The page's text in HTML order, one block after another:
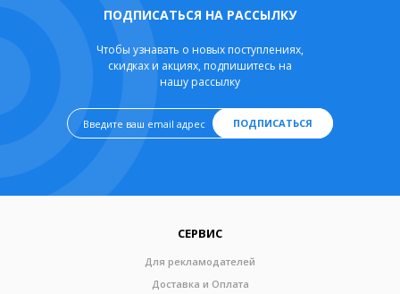
ПОДПИСАТЬСЯ НА РАССЫЛКУ
Чтобы узнавать о новых поступлениях,
скидках и акциях, подпишитесь на
нашу рассылку
ПОДПИСАТЬСЯ
СЕРВИС
Для рекламодателей
Доставка и Оплата